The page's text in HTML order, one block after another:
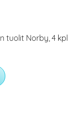
tuolit Norby, 4 kpl